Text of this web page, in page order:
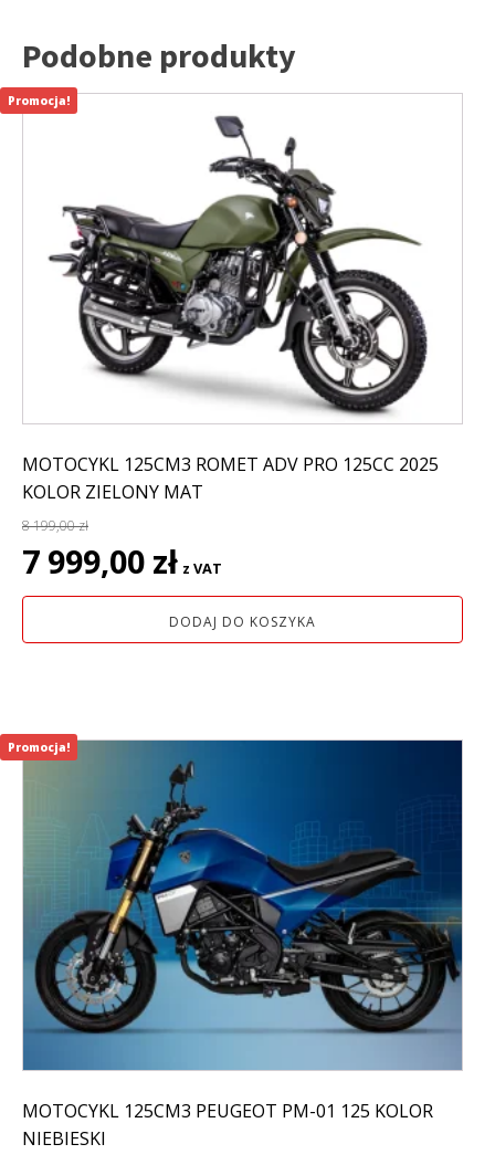
Podobne produkty
MOTOCYKL 125CM3 ROMET ADV PRO 125CC 2025
KOLOR ZIELONY MAT
8 199,00zł
Pierwotna
cena
wynosiła:
7 999,00 zł cena
wynosi:
7
z VAT
DODAJ DO KOSZYKA
Promocja!
MOTOCYKL 125CM3 PEUGEOT PM-01 125 KOLOR
NIEBIESKI
Promocja!